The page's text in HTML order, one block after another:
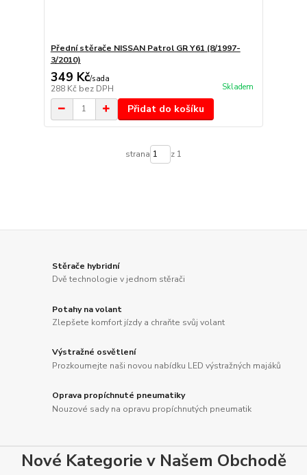
Přední stěrače NISSAN Patrol GR Y61 (8/1997-
3/2010)
349 Kč/sada
288 Kč bez DPH Skladem
Přidat do košíku
strana z 1
Stěrače hybridní
Dvě technologie v jednom stěrači
Potahy na volant
Zlepšete komfort jízdy a chraňte svůj volant
Výstražné osvětlení
Prozkoumejte naši novou nabídku LED výstražných majáků
Oprava propíchnuté pneumatiky
Nouzové sady na opravu propíchnutých pneumatik
Nové Kategorie v Našem Obchodě